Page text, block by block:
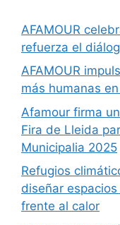
AFAMOUR
refuerza el
AFAMOUR
más humanas
Afamour firma
Fira de Lleida
Municipalia 2025
Refugios
diseñar
frente al calor